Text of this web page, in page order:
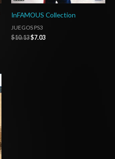
InFAMOUS Collection
JUEGOS PS3
$10.13$7.03